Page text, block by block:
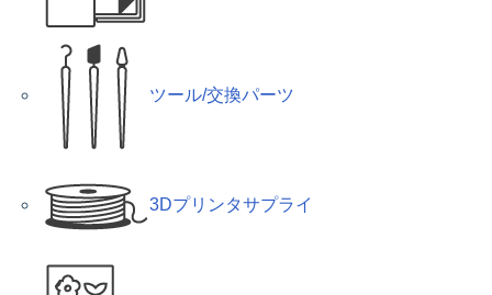
ツール/交換パーツ
3Dプリンタサプライ